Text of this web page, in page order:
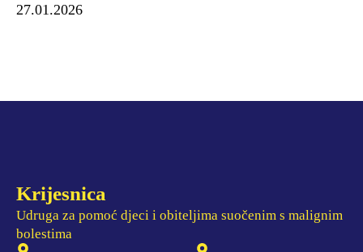
27.01.2026
Krijesnica
Udruga za pomoć djeci i obiteljima suočenim s malignim
bolestima